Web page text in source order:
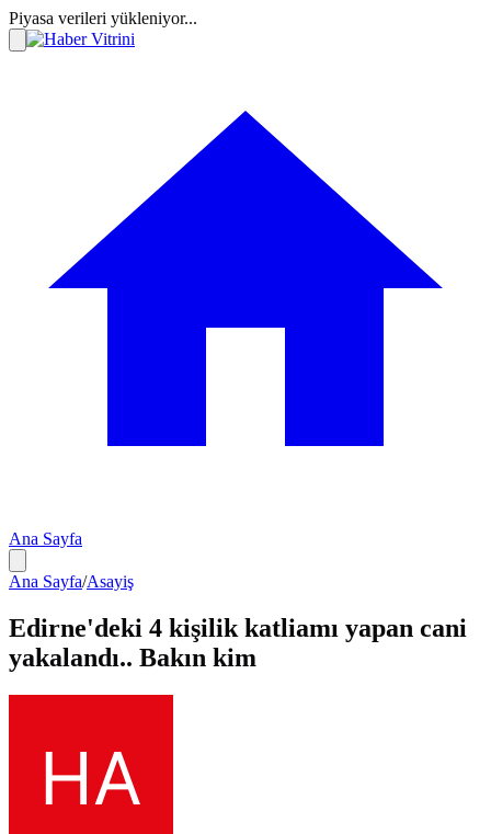
Piyasa verileri yükleniyor...
Ana Sayfa
Ana Sayfa/Asayiş
Edirne'deki 4 kişilik katliamı yapan cani
yakalandı.. Bakın kim